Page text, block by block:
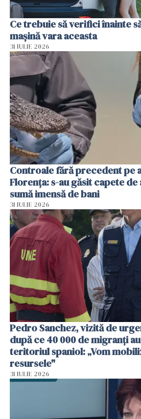
Ce trebuie să verifici înainte
mașină vara aceasta
31 IULIE 2026
Controale fără precedent pe
Florența: s-au găsit capete
sumă imensă de bani
31 IULIE 2026
Pedro Sanchez, vizită de
după ce 40 000 de migranți
teritoriul spaniol: „Vom
resursele"
31 IULIE 2026